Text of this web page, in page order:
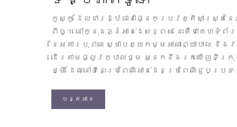
កូស្កូ ដែលជារដ្ឋធានាផ្នែកប្រវត្តិសាស្ត្រនៃ
ពីចូ។ នៅក្នុងភ្នំអាន់ដេសខ្ពស់ នេះគឺជាគេហទំ
នៃអគារបុរាណ ស្ថាបត្យកម្មអាណាព្យាបាល
ដើរតាមផ្លូវក្បាលថ្ម អ្នកនឹងរកឃើញទីក្
ថ្មី ដែលនៅទីនេះប្រពៃណីអាន់ដេនប្រពៃណីជួបប្រ
បន្តអាន